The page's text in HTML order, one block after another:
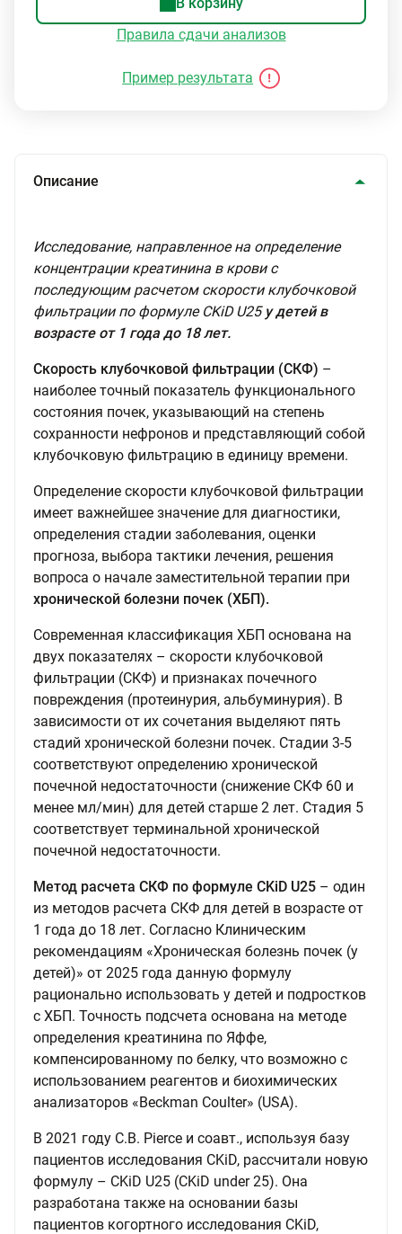
Правила сдачи анализов
Пример результата
Описание
Исследование, направленное на определение
концентрации креатинина в крови с
последующим расчетом скорости клубочковой
фильтрации по формуле CKiD U25у детей в
возрасте от 1 года до 18 лет.
Скорость клубочковой фильтрации (СКФ) –
наиболее точный показатель функционального
состояния почек, указывающий на степень
сохранности нефронов и представляющий собой
клубочковую фильтрацию в единицу времени.
Определение скорости клубочковой фильтрации
имеет важнейшее значение для диагностики,
определения стадии заболевания, оценки
прогноза, выбора тактики лечения, решения
вопроса о начале заместительной терапии при
хронической болезни почек (ХБП).
Современная классификация ХБП основана на
двух показателях – скорости клубочковой
фильтрации (СКФ) и признаках почечного
повреждения (протеинурия, альбуминурия). В
зависимости от их сочетания выделяют пять
стадий хронической болезни почек. Стадии 3-5
соответствуют определению хронической
почечной недостаточности (снижение СКФ 60 и
менее мл/мин) для детей старше 2 лет. Стадия 5
соответствует терминальной хронической
почечной недостаточности.
Метод расчета СКФ по формуле CKiD U25 – один
из методов расчета СКФ для детей в возрасте от
1 года до 18 лет. Согласно Клиническим
рекомендациям «Хроническая болезнь почек (у
детей)» от 2025 года данную формулу
рационально использовать у детей и подростков
с ХБП. Точность подсчета основана на методе
определения креатинина по Яффе,
компенсированному по белку, что возможно с
использованием реагентов и биохимических
анализаторов «Beckman Coulter» (USA).
В 2021 году C.B. Pierce и соавт., используя базу
пациентов исследования CKiD, рассчитали новую
формулу – CKiD U25 (CKiD under 25). Она
разработана также на основании базы
пациентов когортного исследования CKiD,